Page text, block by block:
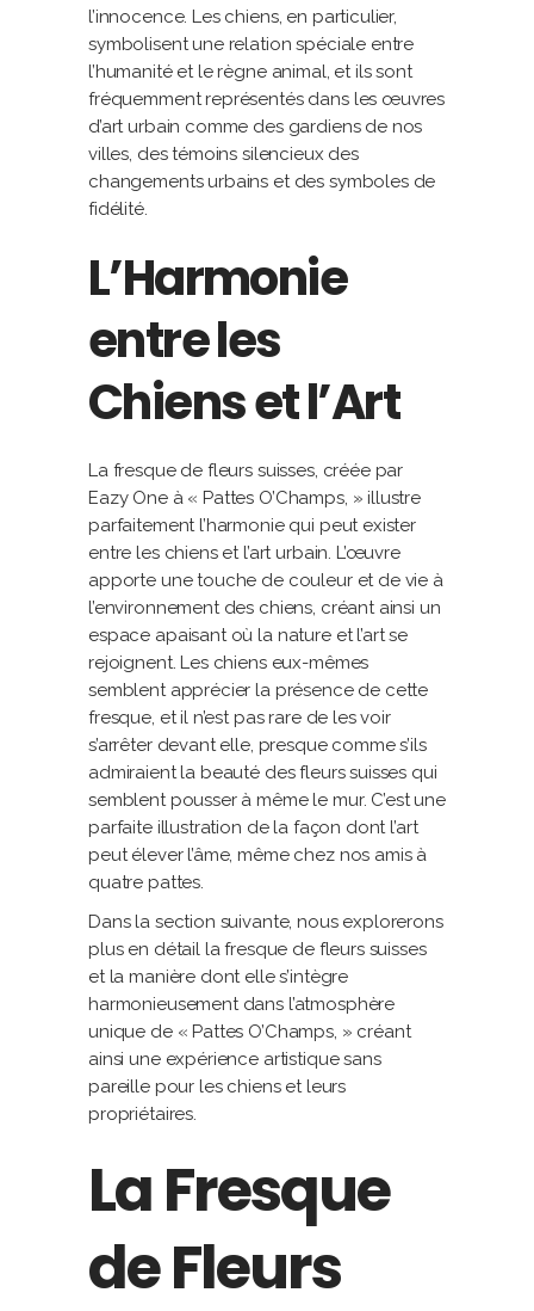
l’innocence. Les chiens, en particulier,
symbolisent une relation spéciale entre
l’humanité et le règne animal, et ils sont
fréquemment représentés dans les œuvres
d’art urbain comme des gardiens de nos
villes, des témoins silencieux des
changements urbains et des symboles de
fidélité.
L’Harmonie
entre les
Chiens et l’Art
La fresque de fleurs suisses, créée par
Eazy One à « Pattes O’Champs, » illustre
parfaitement l’harmonie qui peut exister
entre les chiens et l’art urbain. L’œuvre
apporte une touche de couleur et de vie à
l’environnement des chiens, créant ainsi un
espace apaisant où la nature et l’art se
rejoignent. Les chiens eux-mêmes
semblent apprécier la présence de cette
fresque, et il n’est pas rare de les voir
s’arrêter devant elle, presque comme s’ils
admiraient la beauté des fleurs suisses qui
semblent pousser à même le mur. C’est une
parfaite illustration de la façon dont l’art
peut élever l’âme, même chez nos amis à
quatre pattes.
Dans la section suivante, nous explorerons
plus en détail la fresque de fleurs suisses
et la manière dont elle s’intègre
harmonieusement dans l’atmosphère
unique de « Pattes O’Champs, » créant
ainsi une expérience artistique sans
pareille pour les chiens et leurs
propriétaires.
La Fresque
de Fleurs